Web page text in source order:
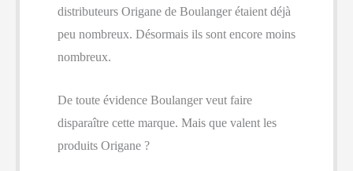
distributeurs Origane de Boulanger étaient déjà
peu nombreux. Désormais ils sont encore moins
nombreux.
De toute évidence Boulanger veut faire
disparaître cette marque. Mais que valent les
produits Origane ?